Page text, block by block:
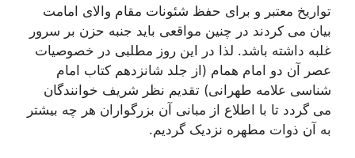
تواریخ معتبر و برای حفظ شئونات مقام والای امامت
بیان می کردند در چنین مواقعی باید جنبه حزن بر سرور
غلبه داشته باشد. لذا در این روز مطلبی در خصوصیات
عصر آن دو امام همام (از جلد شانزدهم کتاب امام
شناسی علامه طهرانی) تقدیم نظر شریف خوانندگان
می گردد تا با اطلاع از مبانی آن بزرگواران هر چه بیشتر
به آن ذوات مطهره نزدیک گردیم.